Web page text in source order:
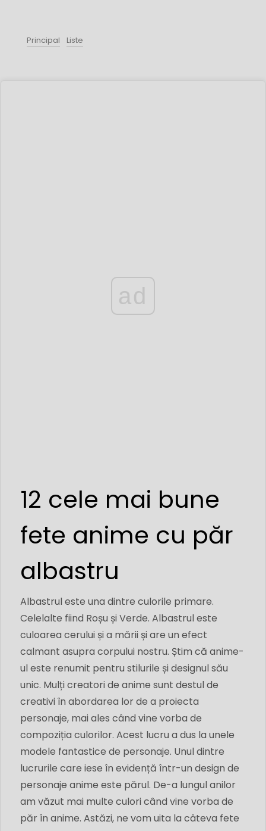
Principal Liste
ad
12 cele mai bune
fete anime cu păr
albastru
Albastrul este una dintre culorile primare.
Celelalte fiind Roșu și Verde. Albastrul este
culoarea cerului și a mării și are un efect
calmant asupra corpului nostru. Știm că anime-
ul este renumit pentru stilurile și designul său
unic. Mulți creatori de anime sunt destul de
creativi în abordarea lor de a proiecta
personaje, mai ales când vine vorba de
compoziția culorilor. Acest lucru a dus la unele
modele fantastice de personaje. Unul dintre
lucrurile care iese în evidență într-un design de
personaje anime este părul. De-a lungul anilor
am văzut mai multe culori când vine vorba de
păr în anime. Astăzi, ne vom uita la câteva fete